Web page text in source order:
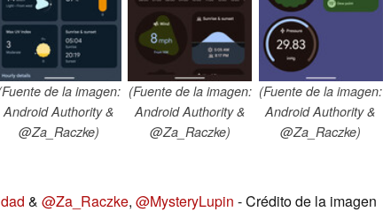
de la imagen:
Android Authority &
@Za_Raczke)
(Fuente de la imagen:
Android Authority &
@Za_Raczke)
(Fuente de la imagen:
Android Authority &
@Za_Raczke)
& @Za_Raczke, @MysteryLupin - Crédito de la imagen